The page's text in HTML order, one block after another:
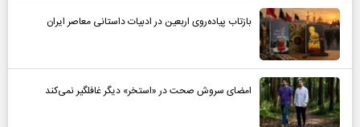
بازتاب پیاده‌روی اربعین در ادبیات داستانی معاصر ایران
امضای سروش صحت در «استخر» دیگر غافلگیر نمی‌کند